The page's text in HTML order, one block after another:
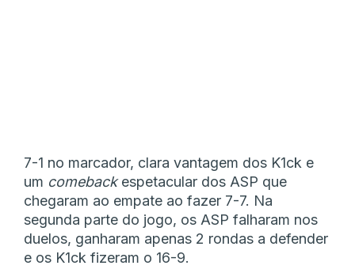
7-1 no marcador, clara vantagem dos K1ck e
um comebackespetacular dos ASP que
chegaram ao empate ao fazer 7-7. Na
segunda parte do jogo, os ASP falharam nos
duelos, ganharam apenas 2 rondas a defender
e os K1ck fizeram o 16-9.